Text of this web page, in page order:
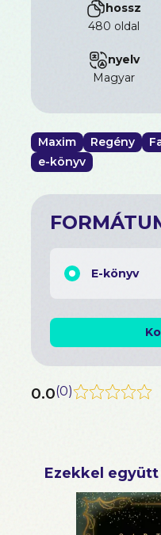
hossz
480 oldal
nyelv
magyar
Maxim Regény
e-könyv
E-könyv
0.0(0)
Ezekkel